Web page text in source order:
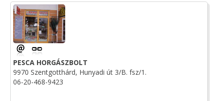
PESCA HORGÁSZBOLT
9970 Szentgotthárd, Hunyadi út 3/B. fsz/1.
06-20-468-9423